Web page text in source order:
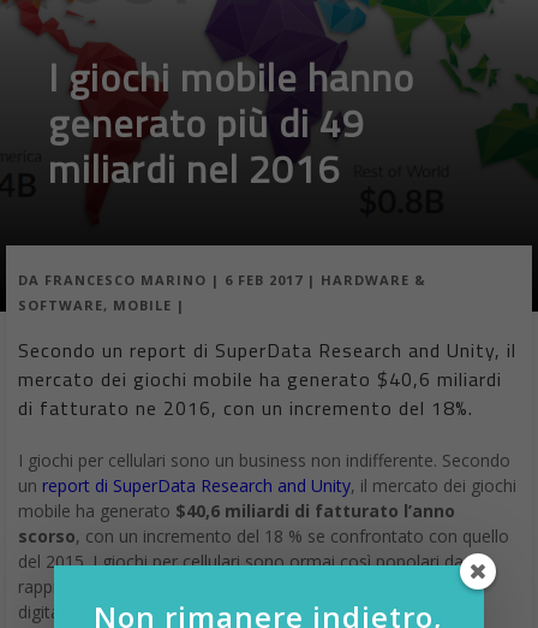
I giochi mobile hanno
generato più di 49
miliardi nel 2016
DA FRANCESCO MARINO | 6 FEB 2017 | HARDWARE &
SOFTWARE, MOBILE |
Secondo un report di SuperData Research and Unity, il
mercato dei giochi mobile ha generato $40,6 miliardi
di fatturato ne 2016, con un incremento del 18%.
I giochi per cellulari sono un business non indifferente. Secondo
un report di SuperData Research and Unity, il mercato dei giochi
mobile ha generato $40,6 miliardi di fatturato l’anno
scorso, con un incremento del 18 % se confrontato con quello
del 2015. I giochi per cellulari sono ormai così popolari da
rappresentare la metà di tutto il mercato globale dei giochi
digitali.
Non rimanere indietro,